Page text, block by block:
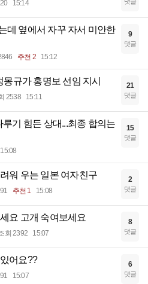
15:14
데 옆에서 자꾸 자서 미안한
추천 2 15:12
9
댓글
몽규가 홍명보 선임 지시
2538 15:11
21
댓글
루기 힘든 상대...최종 합의는
15:08
15
댓글
워 우는 일본 여자친구
추천 1 15:08
2
댓글
요 고개 숙여보세요
회 2392 15:07
8
댓글
어요??
15:07
6
댓글